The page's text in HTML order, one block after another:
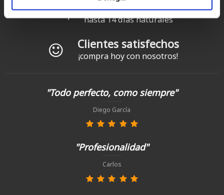
Devoluciones
hasta 14 días naturales
Clientes satisfechos
¡compra hoy con nosotros!
"Todo perfecto, como siempre"
Diego García
"Profesionalidad"
Carlos